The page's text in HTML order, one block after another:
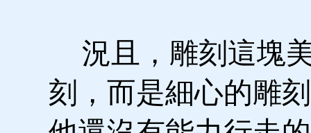
況且，雕刻這塊
刻，而是細心的雕